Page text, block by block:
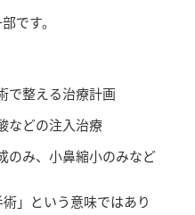
です。
で整える治療計画
などの注入治療
のみ、小鼻縮小のみなど
」という意味ではあり